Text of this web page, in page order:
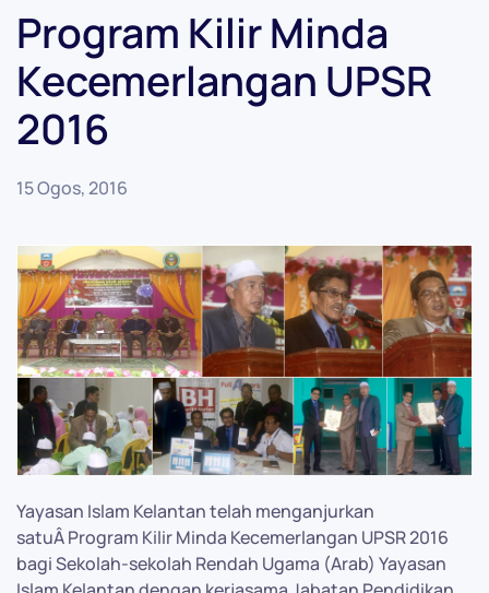
Program Kilir Minda
Kecemerlangan UPSR
2016
15 Ogos, 2016
Yayasan Islam Kelantan telah menganjurkan
satuÂ Program Kilir Minda Kecemerlangan UPSR 2016
bagi Sekolah-sekolah Rendah Ugama (Arab) Yayasan